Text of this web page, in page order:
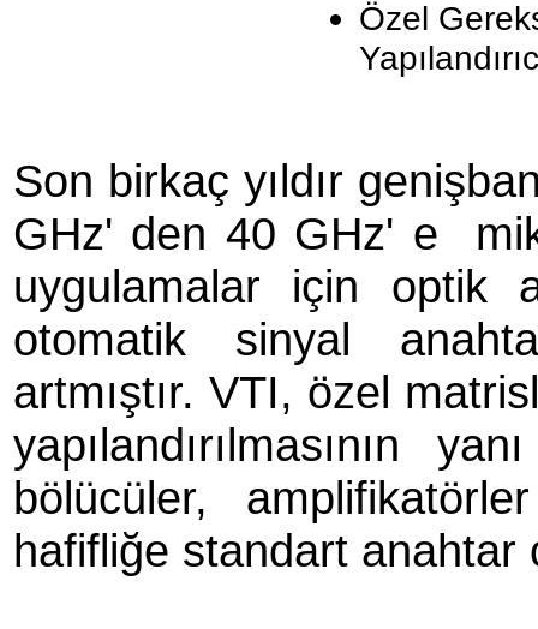
Özel
Son birkaç yıldır
GHz' den 40 GHz' e
uygulamalar için optik
otomatik sinyal
artmıştır. VTI, özel
yapılandırılmasının
bölücüler,
hafifliğe standart anahtar